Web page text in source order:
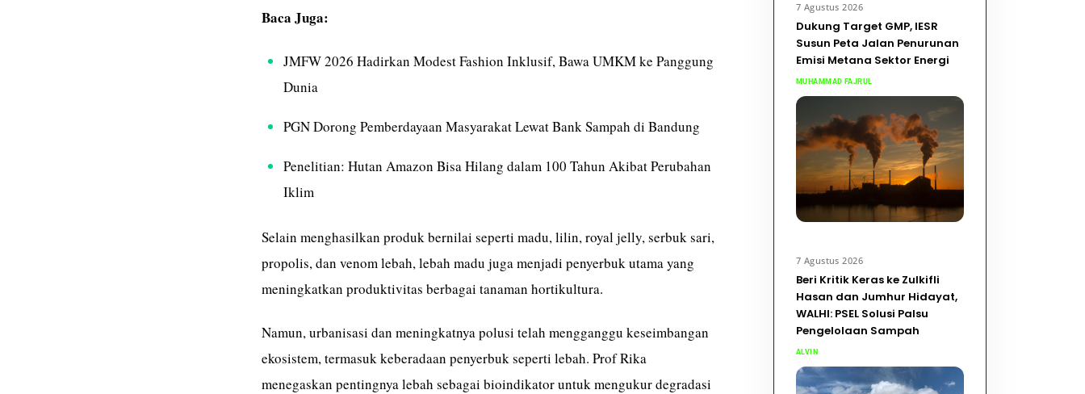
Baca Juga:
JMFW 2026 Hadirkan Modest Fashion Inklusif, Bawa UMKM ke Panggung
Dunia
PGN Dorong Pemberdayaan Masyarakat Lewat Bank Sampah di Bandung
Penelitian: Hutan Amazon Bisa Hilang dalam 100 Tahun Akibat Perubahan
Iklim
Selain menghasilkan produk bernilai seperti madu, lilin, royal jelly, serbuk sari,
propolis, dan venom lebah, lebah madu juga menjadi penyerbuk utama yang
meningkatkan produktivitas berbagai tanaman hortikultura.
Namun, urbanisasi dan meningkatnya polusi telah mengganggu keseimbangan
ekosistem, termasuk keberadaan penyerbuk seperti lebah. Prof Rika
menegaskan pentingnya lebah sebagai bioindikator untuk mengukur degradasi
7 Agustus 2026
Dukung Target GMP, IESR
Susun Peta Jalan Penurunan
Emisi Metana Sektor Energi
MUHAMMAD FAJRUL
7 Agustus 2026
Beri Kritik Keras ke Zulkifli
Hasan dan Jumhur Hidayat,
WALHI: PSEL Solusi Palsu
Pengelolaan Sampah
ALVIN